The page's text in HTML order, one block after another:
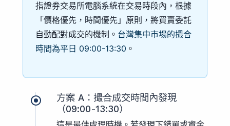
指證券交易所電腦系統在交易時段內，根據
「價格優先，時間優先」原則，將買賣委託
自動配對成交的機制。 台灣集中市場的撮合
時間為平日 09:00-13:30 。
方案 A：撮合成交時間內發現
（09:00-13:30）